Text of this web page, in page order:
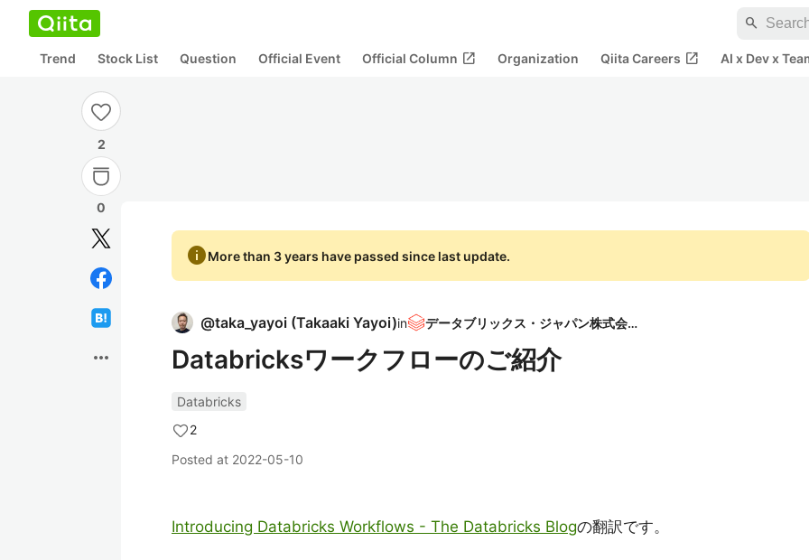
search
Trend Stock List Question Official Event Official Column open_in_new Organization Qiita Careers open_in_new AI x Dev x
2
0
more_horiz
infoMore than 3 years have passed since last update.
@taka_yayoi (Takaaki Yayoi)in データブリックス・ジャパン株式会社
Databricksワークフローのご紹介
Databricks
2
Posted at 2022-05-10
Introducing Databricks Workflows - The Databricks Blogの翻訳です。